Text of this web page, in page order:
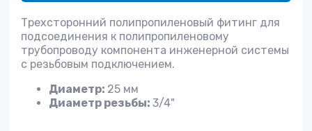
Трехсторонний полипропиленовый фитинг для
подсоединения к полипропиленовому
трубопроводу компонента инженерной системы
с резьбовым подключением.
Диаметр: 25 мм
Диаметр резьбы: 3/4"